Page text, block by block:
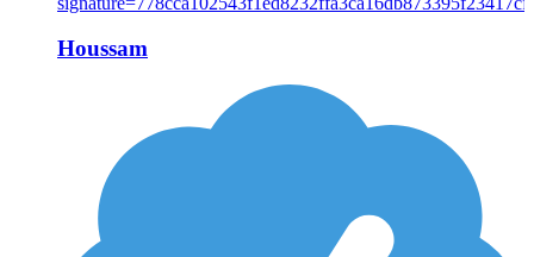
Houssam